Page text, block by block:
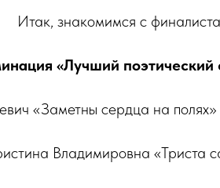
Итак, знакомимся с
«Лучший поэтический
«Заметны сердца на полях»
Владимировна «Триста